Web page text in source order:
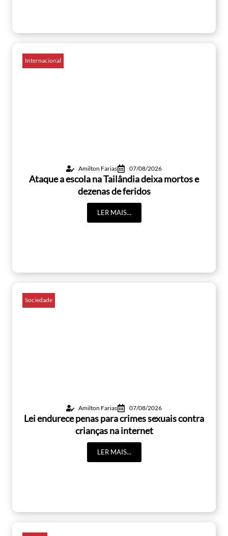
Internacional
Amilton Farias 07/08/2026
Ataque a escola na Tailândia deixa mortos e
dezenas de feridos
LER MAIS...
Sociedade
Amilton Farias 07/08/2026
Lei endurece penas para crimes sexuais contra
crianças na internet
LER MAIS...